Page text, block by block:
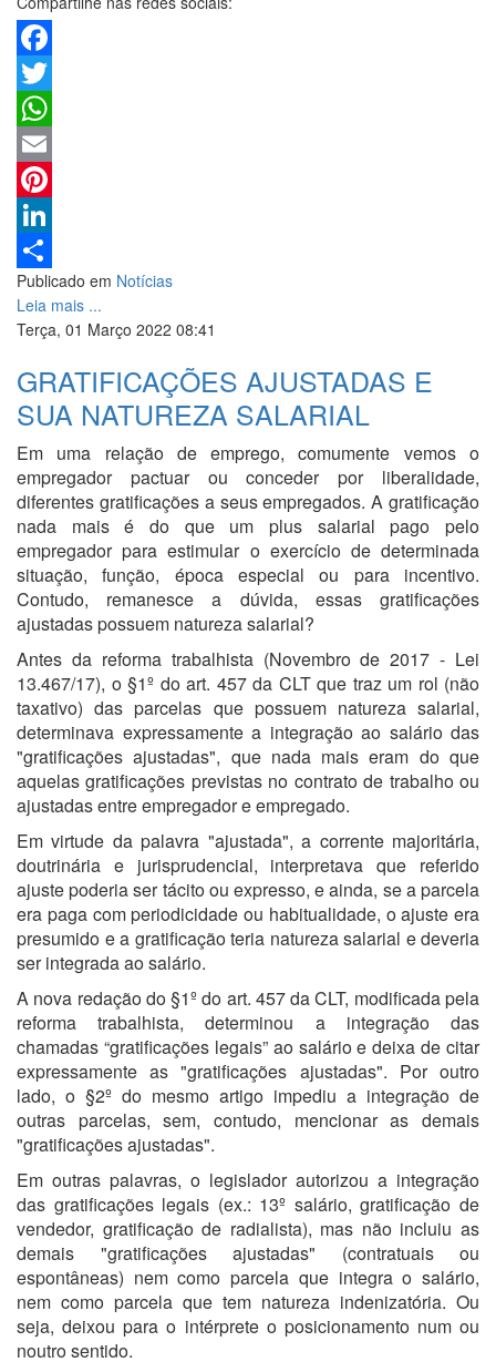
Facebook
Twitter
WhatsApp
Email
Pinterest
LinkedIn
Share
Publicado em Notícias
Leia mais ...
Terça, 01 Março 2022 08:41
GRATIFICAÇÕES AJUSTADAS E
SUA NATUREZA SALARIAL
Em uma relação de emprego, comumente vemos o
empregador pactuar ou conceder por liberalidade,
diferentes gratificações a seus empregados. A gratificação
nada mais é do que um plus salarial pago pelo
empregador para estimular o exercício de determinada
situação, função, época especial ou para incentivo.
Contudo, remanesce a dúvida, essas gratificações
ajustadas possuem natureza salarial?
Antes da reforma trabalhista (Novembro de 2017 - Lei
13.467/17), o §1º do art. 457 da CLT que traz um rol (não
taxativo) das parcelas que possuem natureza salarial,
determinava expressamente a integração ao salário das
"gratificações ajustadas", que nada mais eram do que
aquelas gratificações previstas no contrato de trabalho ou
ajustadas entre empregador e empregado.
Em virtude da palavra "ajustada", a corrente majoritária,
doutrinária e jurisprudencial, interpretava que referido
ajuste poderia ser tácito ou expresso, e ainda, se a parcela
era paga com periodicidade ou habitualidade, o ajuste era
presumido e a gratificação teria natureza salarial e deveria
ser integrada ao salário.
A nova redação do §1º do art. 457 da CLT, modificada pela
reforma trabalhista, determinou a integração das
chamadas “gratificações legais” ao salário e deixa de citar
expressamente as "gratificações ajustadas". Por outro
lado, o §2º do mesmo artigo impediu a integração de
outras parcelas, sem, contudo, mencionar as demais
"gratificações ajustadas".
Em outras palavras, o legislador autorizou a integração
das gratificações legais (ex.: 13º salário, gratificação de
vendedor, gratificação de radialista), mas não incluiu as
demais "gratificações ajustadas" (contratuais ou
espontâneas) nem como parcela que integra o salário,
nem como parcela que tem natureza indenizatória. Ou
seja, deixou para o intérprete o posicionamento num ou
noutro sentido.